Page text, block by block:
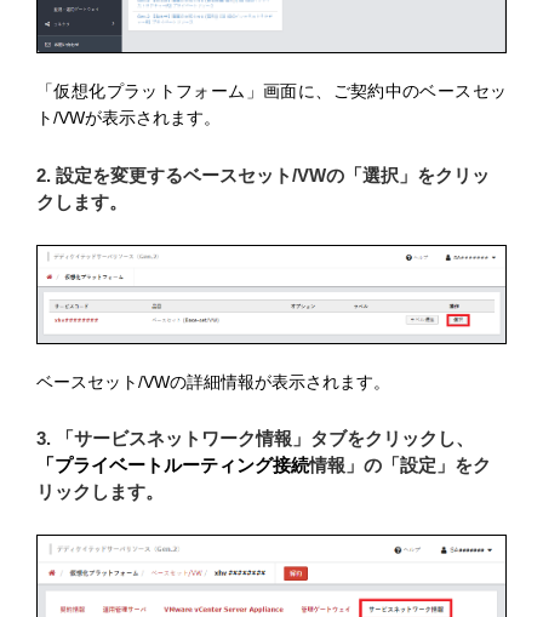
「仮想化プラットフォーム」画面に、ご契約中のベースセッ
ト/VWが表示されます。
2. 設定を変更するベースセット/VWの「選択」をクリッ
クします。
ベースセット/VWの詳細情報が表示されます。
3. 「サービスネットワーク情報」タブをクリックし、
「プライベートルーティング接続情報」の「設定」をク
リックします。